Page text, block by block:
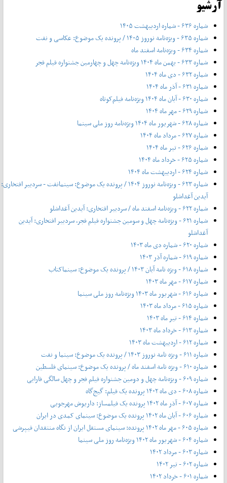
آرشیو
شماره ۶۳۶ - شماره اردیبهشت ۱۴۰۵
شماره ۶۳۵ - ویژه‌نامه نوروز ۱۴۰۵ / پرونده یک موضوع: عکاسی و نفت
شماره ۶۳۴ - ویژه‌نامه اسفند ماه
شماره ۶۳۳ - بهمن ماه ۱۴۰۴ ویژه‌نامه چهل‌ و‌ چهارمین جشنواره فیلم فجر
شماره ۶۳۲ - دی ماه ۱۴۰۴
شماره ۶۳۱ - آذر ماه ۱۴۰۴
شماره ۶۳۰ - آبان ماه ۱۴۰۴ ویژه‌نامه فیلم‌کوتاه
شماره ۶۲۹ - مهر ماه ۱۴۰۴
شماره ۶۲۸ - شهریور ماه ۱۴۰۴ ویژه‌نامه روز ملی سینما
شماره ۶۲۷ - مرداد ماه ۱۴۰۴
شماره ۶۲۶ - تیر ماه ۱۴۰۴
شماره ۶۲۵ - خرداد ماه ۱۴۰۴
شماره ۶۲۴ - اردیبهشت ماه ۱۴۰۴
شماره ۶۲۳ - ویژه‌نامه نوروز ۱۴۰۴ / پرونده یک موضوع: سینمانفت - سردبیر افتخاری:
آیدین آغداشلو
شماره ۶۲۲ - ویژه‌نامه اسفند ماه / سردبیر افتخاری: آیدین آغداشلو
شماره ۶۲۱ - ویژه‌نامه چهل‌ و‌ سومین جشنواره فیلم فجر، سردبیر افتخاری: آیدین
آغداشلو
شماره ۶۲۰ - شماره دی ماه ۱۴۰۳
شماره ۶۱۹ - شماره آذر ۱۴۰۳
شماره ۶۱۸ - ویژه نامه آبان ۱۴۰۳ / پرونده یک موضوع: سینماکتاب
شماره ۶۱۷ - مهر ماه ۱۴۰۳
شماره ۶۱۶ - شهریور ماه ۱۴۰۳ ویژه‌نامه روز ملی سینما
شماره ۶۱۵ - مرداد ماه ۱۴۰۳
شماره ۶۱۴ - تیر ماه ۱۴۰۳
شماره ۶۱۳ - خرداد ماه ۱۴۰۳
شماره ۶۱۲ - اردیبهشت ماه ۱۴۰۳
شماره ۶۱۱ - ویژه نامه نوروز ۱۴۰۳ / پرونده یک موضوع: سینما و نفت
شماره ۶۱۰ - ویژه نامه اسفند ماه / پرونده یک موضوع: سینمای فلسطین
شماره ۶۰۹ - ویژه‌نامه چهل و دومین جشنواره فیلم فجر و چهل سالگی فارابی
شماره ۶۰۸ - دی ماه ۱۴۰۲ پرونده یک فیلم: گیج‌گاه
شماره ۶۰۷ - آذر ماه ۱۴۰۲ پرونده یک فیلمساز: داریوش مهرجویی
شماره ۶۰۶ - آبان ماه ۱۴۰۲ پرونده یک موضوع: سینمای کمدی در ایران
شماره ۶۰۵ - مهر ماه ۱۴۰۲ پرونده: سینمای مستقل ایران از نگاه منتقدان فیپرشی
شماره ۶۰۴ - شهریور ماه ۱۴۰۲ ویژه‌نامه روز ملی سینما
شماره ۶۰۳ - مرداد ۱۴۰۲
شماره ۶۰۲ - تیر ۱۴۰۲
شماره ۶۰۱ - خرداد ۱۴۰۲